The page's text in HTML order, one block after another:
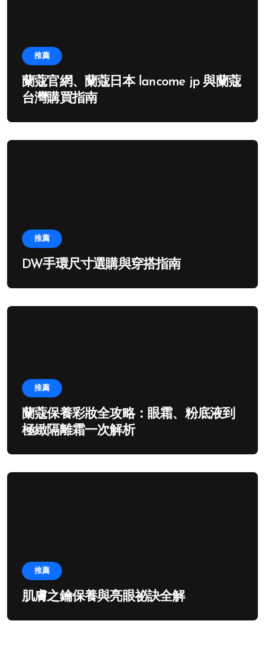
推薦
蘭蔻官網、蘭蔻日本 lancome jp 與蘭蔻
台灣購買指南
推薦
DW手環尺寸選購與穿搭指南
推薦
蘭蔻保養彩妝全攻略：眼霜、粉底液到
極緻隔離霜一次解析
推薦
肌膚之鑰保養與亮眼祕訣全解